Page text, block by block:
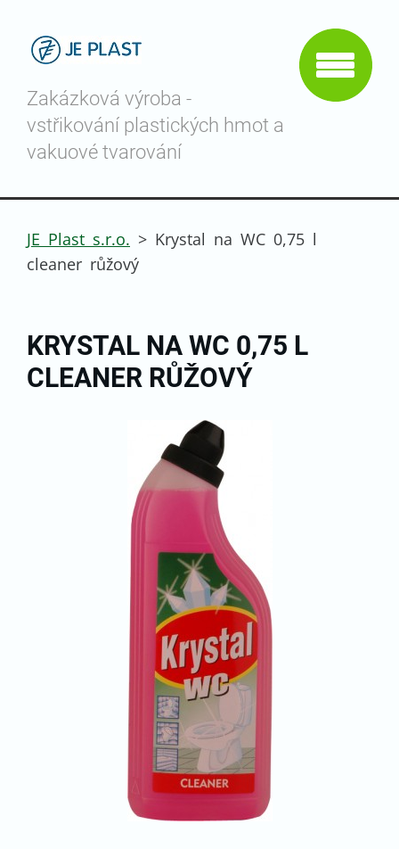
Zakázková výroba -
vstřikování plastických hmot a
vakuové tvarování
JE Plast s.r.o. > Krystal na WC 0,75 l
cleaner růžový
KRYSTAL NA WC 0,75 L
CLEANER RŮŽOVÝ